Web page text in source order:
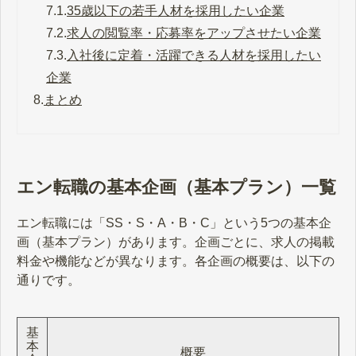
7.1.35歳以下の若手人材を採用したい企業
7.2.求人の閲覧率・応募率をアップさせたい企業
7.3. 入社後に定着・活躍できる人材を採用したい
企業
8. まとめ
エン転職の基本企画（基本プラン）一覧
エン転職には「SS・S・A・B・C」という5つの基本企
画（基本プラン）があります。企画ごとに、求人の掲載
料金や機能などが異なります。各企画の概要は、以下の
通りです。
基
本
概要